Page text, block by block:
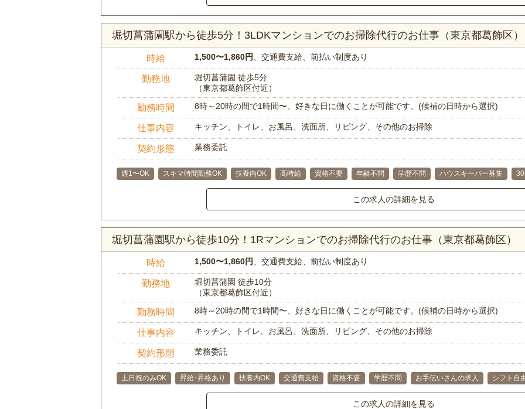
堀切菖蒲園駅から徒歩5分！3LDKマンションでのお掃除代行のお仕事（東京都葛飾区）
時給 1,500〜1,860円 、交通費支給、前払い制度あり
勤務地
堀切菖蒲園 徒歩5分
（東京都葛飾区付近）
勤務時間 8時～20時の間で1時間〜、好きな日に働くことが可能です。(候補の日時から選択)
仕事内容 キッチン、トイレ、お風呂、洗面所、リビング、その他のお掃除
契約形態 業務委託
週1〜OK スキマ時間勤務OK 扶養内OK 高時給 資格不要 年齢不問 学歴不問 ハウスキーパー募集
この求人の詳細を見る
堀切菖蒲園駅から徒歩10分！1Rマンションでのお掃除代行のお仕事（東京都葛飾区）
時給 1,500〜1,860円 、交通費支給、前払い制度あり
勤務地
堀切菖蒲園 徒歩10分
（東京都葛飾区付近）
勤務時間 8時～20時の間で1時間〜、好きな日に働くことが可能です。(候補の日時から選択)
仕事内容 キッチン、トイレ、お風呂、洗面所、リビング、その他のお掃除
契約形態 業務委託
土日祝のみOK 昇給･昇格あり 扶養内OK 交通費支給 資格不要 学歴不問 お手伝いさんの求人 シフト自
この求人の詳細を見る